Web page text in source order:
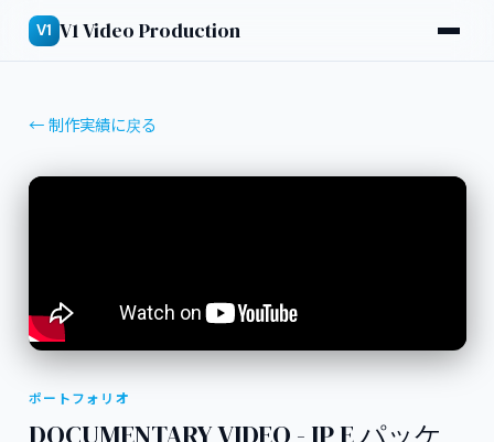
V1 V1 Video Production
← 制作実績に戻る
ポートフォリオ